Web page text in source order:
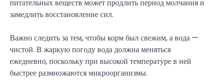
питательных веществ может продлить период молчания и
замедлить восстановление сил.
Важно следить за тем, чтобы корм был свежим, а вода —
чистой. В жаркую погоду вода должна меняться
ежедневно, поскольку при высокой температуре в ней
быстрее размножаются микроорганизмы.